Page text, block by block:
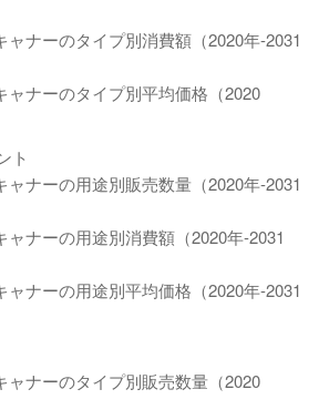
ャナーのタイプ別消費額（2020年-2031
ャナーのタイプ別平均価格（2020
ト
ャナーの用途別販売数量（2020年-2031
ャナーの用途別消費額（2020年-2031
ャナーの用途別平均価格（2020年-2031
ャナーのタイプ別販売数量（2020